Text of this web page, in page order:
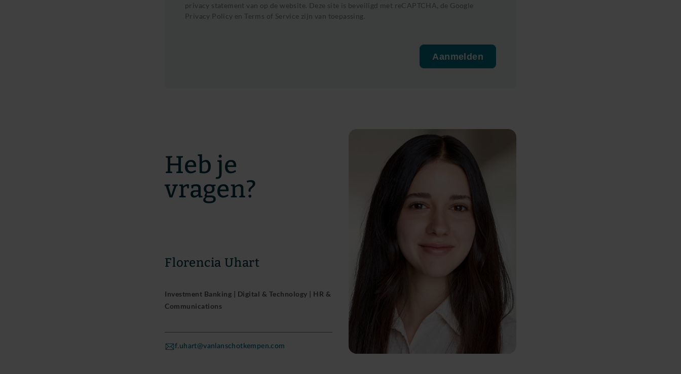
privacy statement van op de website. Deze site is beveiligd met reCAPTCHA, de Google
Privacy Policy en Terms of Service zijn van toepassing.
Aanmelden
Heb je
vragen?
Florencia Uhart
Investment Banking | Digital & Technology | HR &
Communications
f.uhart@vanlanschotkempen.com